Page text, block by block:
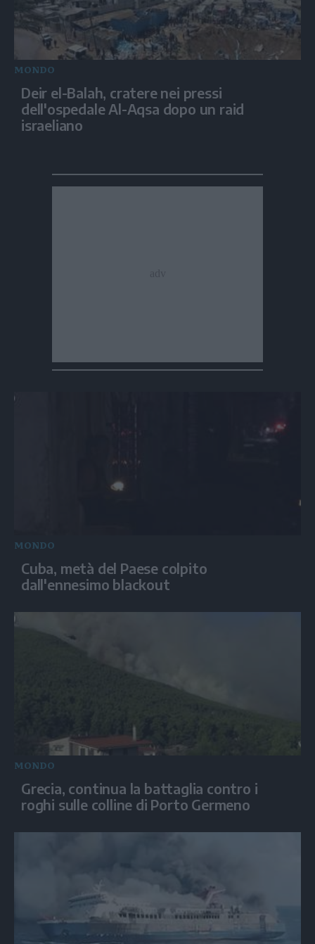
MONDO
Deir el-Balah, cratere nei pressi
dell'ospedale Al-Aqsa dopo un raid
israeliano
MONDO
Cuba, metà del Paese colpito
dall'ennesimo blackout
MONDO
Grecia, continua la battaglia contro i
roghi sulle colline di Porto Germeno